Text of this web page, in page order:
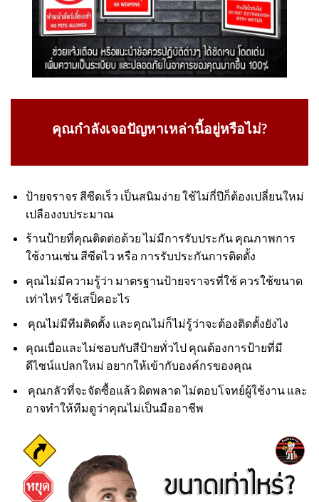
คุณกำลังเจอปัญหาเหล่านี้อยู่หรือไม่?
ป้ายจราจร สีซีดเร็ว เป็นสนิมง่าย ใช้ไม่กี่ปีก็ต้องเปลี่ยนใหม่
เปลืองงบประมาณ
ร้านป้ายที่คุณติดต่อด้วย ไม่มีการรับประกัน คุณภาพการ
ใช้งานเช่น สีซีดไว หรือ การรับประกันการติดตั้ง
คุณไม่มีความรู้ว่า มาตรฐานป้ายจราจรที่ใช้ ควรใช้ขนาด
เท่าไหร่ ใช้เสป็คอะไร
คุณไม่มีทีมติดตั้ง และคุณไม่ก็ไม่รู้ว่าจะต้องติดตั้งยังไง
คุณเบื่อและไม่ชอบกับสีป้ายทั่วไป คุณต้องการป้ายที่มี
ดีไซน์แปลกใหม่ อยากให้เข้ากับองค์กรของคุณ
คุณกลัวที่จะจัดซื้อแล้ว ผิดพลาด ไม่ตอบโจทย์ผู้ใช้งาน และ
อาจทำให้ทีมดูว่าคุณไม่เป็นมืออาชีพ